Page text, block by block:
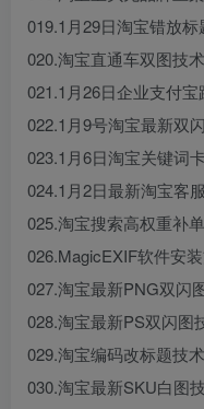
019.1月29日淘宝错放
020.淘宝直通车双图技
021.1月26日企业支付
022.1月9号淘宝最新双
023.1月6日淘宝关键词
024.1月2日最新淘宝客
025.淘宝搜索高权重补
026.MagicEXIF软件安
027.淘宝最新PNG双闪
028.淘宝最新PS双闪图
029.淘宝编码改标题技
030.淘宝最新SKU白图